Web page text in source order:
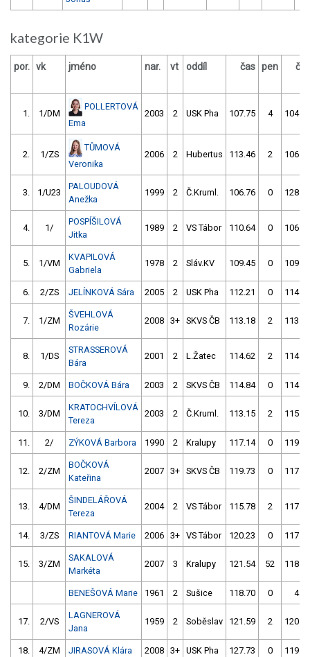
kategorie K1W
por. vk jméno nar. vt oddíl čas pen čas
1. 1/DM
POLLERTOVÁ
Ema
2003 2 USK Pha 107.75 4 104.57
2. 1/ZS
TŮMOVÁ
Veronika
2006 2 Hubertus 113.46 2 106.28
3. 1/U23
PALOUDOVÁ
Anežka
1999 2 Č.Kruml. 106.76 0 128.48
4. 1/
POSPÍŠILOVÁ
Jitka
1989 2 VS Tábor 110.64 0 106.67
5. 1/VM
KVAPILOVÁ
Gabriela
1978 2 Sláv.KV 109.45 0 109.78
6. 2/ZS JELÍNKOVÁ Sára 2005 2 USK Pha 112.21 0 114.64
7. 1/ZM
ŠVEHLOVÁ
Rozárie
2008 3+ SKVS ČB 113.18 2 113.14
8. 1/DS
STRASSEROVÁ
Bára
2001 2 L.Žatec 114.62 2 114.64
9. 2/DM BOČKOVÁ Bára 2003 2 SKVS ČB 114.84 0 114.32
10. 3/DM
KRATOCHVÍLOVÁ
Tereza
2003 2 Č.Kruml. 113.15 2 115.85
11. 2/ ZÝKOVÁ Barbora 1990 2 Kralupy 117.14 0 119.29
12. 2/ZM
BOČKOVÁ
Kateřina
2007 3+ SKVS ČB 119.73 0 117.78
13. 4/DM
ŠINDELÁŘOVÁ
Tereza
2004 2 VS Tábor 115.78 2 117.89
14. 3/ZS RIANTOVÁ Marie 2006 3+ VS Tábor 120.23 0 117.94
15. 3/ZM
SAKALOVÁ
Markéta
2007 3 Kralupy 121.54 52 118.54
BENEŠOVÁ Marie 1961 2 Sušice 118.70 0 4.00
17. 2/VS
LAGNEROVÁ
Jana
1959 2 Soběslav 121.59 2 120.39
18. 4/ZM JIRASOVÁ Klára 2008 3+ USK Pha 127.73 0 119.34